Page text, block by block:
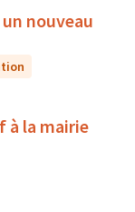
nouveau
à la mairie